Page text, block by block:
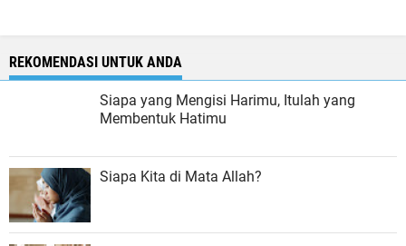
REKOMENDASI UNTUK ANDA
Siapa yang Mengisi Harimu, Itulah yang
Membentuk Hatimu
Siapa Kita di Mata Allah?